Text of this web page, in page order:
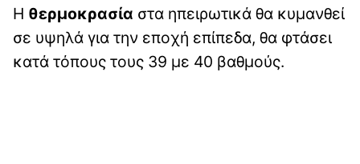
Η θερμοκρασία στα ηπειρωτικά θα κυμανθεί
σε υψηλά για την εποχή επίπεδα, θα φτάσει
κατά τόπους τους 39 με 40 βαθμούς.